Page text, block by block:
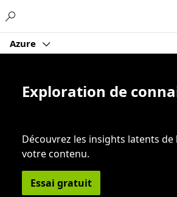
Azure
Exploration de
Découvrez les insights latents de
votre contenu.
Essai gratuit